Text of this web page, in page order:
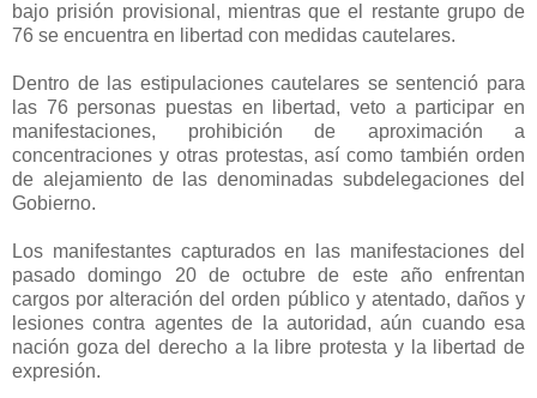
bajo prisión provisional, mientras que el restante grupo de
76 se encuentra en libertad con medidas cautelares.
Dentro de las estipulaciones cautelares se sentenció para
las 76 personas puestas en libertad, veto a participar en
manifestaciones, prohibición de aproximación a
concentraciones y otras protestas, así como también orden
de alejamiento de las denominadas subdelegaciones del
Gobierno.
Los manifestantes capturados en las manifestaciones del
pasado domingo 20 de octubre de este año enfrentan
cargos por alteración del orden público y atentado, daños y
lesiones contra agentes de la autoridad, aún cuando esa
nación goza del derecho a la libre protesta y la libertad de
expresión.